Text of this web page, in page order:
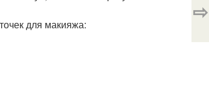
для макияжа:
⇨